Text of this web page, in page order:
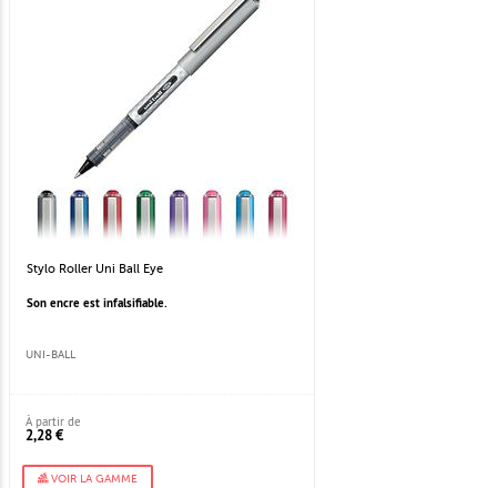
Stylo Roller Uni Ball Eye
Son encre est infalsifiable.
UNI-BALL
À partir de
2,28 €
VOIR LA GAMME